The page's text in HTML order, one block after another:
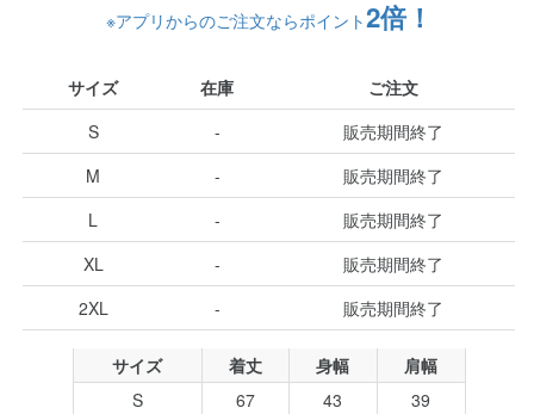
※アプリからのご注文ならポイント2倍！
サイズ 在庫
ご注文
S
-
販売期間終了
M
-
販売期間終了
L
-
販売期間終了
XL
-
販売期間終了
2XL
- 販売期間終了
サイズ 着丈 身幅
肩幅
S
67 43
39